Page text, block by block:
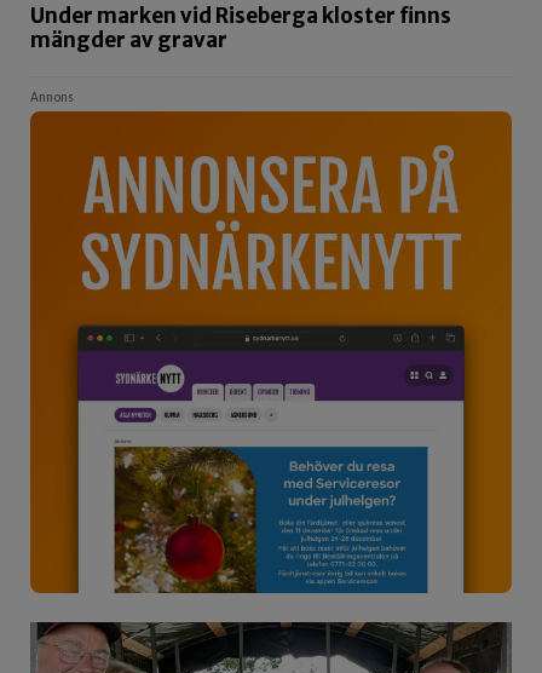
Under marken vid Riseberga kloster finns
mängder av gravar
Annons